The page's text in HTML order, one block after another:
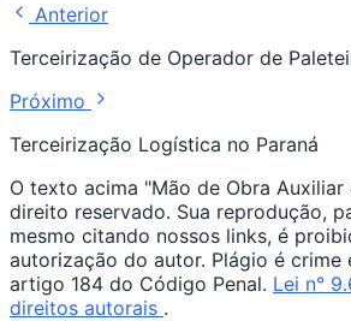
Anterior
Terceirização de Operador de
Próximo
Terceirização Logística no Paraná
O texto acima "Mão de Obra
direito reservado. Sua reprodução,
mesmo citando nossos links, é
autorização do autor. Plágio é crime
artigo 184 do Código Penal. Lei n°
direitos autorais .